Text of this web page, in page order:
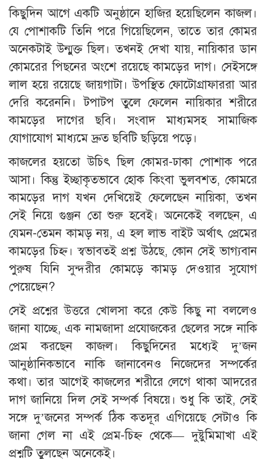
কিছুদিন আগে একটি অনুষ্ঠানে হাজির হয়েছিলেন কাজল।
যে পোশাকটি তিনি পরে গিয়েছিলেন, তাতে তার কোমর
অনেকটাই উন্মুক্ত ছিল। তখনই দেখা যায়, নায়িকার ডান
কোমরের পিছনের অংশে রয়েছে কামড়ের দাগ। সেইসঙ্গে
লাল হয়ে রয়েছে জায়গাটা। উপস্থিত ফোটোগ্রাফাররা আর
দেরি করেননি। টপাটপ তুলে ফেলেন নায়িকার শরীরে
কামড়ের দাগের ছবি। সংবাদ মাধ্যমসহ সামাজিক
যোগাযোগ মাধ্যমে দ্রুত ছবিটি ছড়িয়ে পড়ে।
কাজলের হয়তো উচিৎ ছিল কোমর-ঢাকা পোশাক পরে
আসা। কিন্তু ইচ্ছাকৃতভাবে হোক কিংবা ভুলবশত, কোমরে
কামড়ের দাগ যখন দেখিয়েই ফেলেছেন নায়িকা, তখন
সেই নিয়ে গুঞ্জন তো শুরু হবেই। অনেকেই বলছেন, এ
যেমন-তেমন কামড় নয়, এ হল লাভ বাইট অর্থাৎ প্রেমের
কামড়ের চিহ্ন। স্বভাবতই প্রশ্ন উঠছে, কোন সেই ভাগ্যবান
পুরুষ যিনি সুন্দরীর কোমড়ে কামড় দেওয়ার সুযোগ
পেয়েছেন?
সেই প্রশ্নের উত্তরে খোলসা করে কেউ কিছু না বললেও
জানা যাচ্ছে, এক নামজাদা প্রযোজকের ছেলের সঙ্গে নাকি
প্রেম করছেন কাজল। কিছুদিনের মধ্যেই দু’জন
আনুষ্ঠানিকভাবে নাকি জানাবেনও নিজেদের সম্পর্কের
কথা। তার আগেই কাজলের শরীরে লেগে থাকা আদরের
দাগ জানিয়ে দিল সেই সম্পর্ক বিষয়ে। শুধু কি তাই, সেই
সঙ্গে দু’জনের সম্পর্ক ঠিক কতদূর এগিয়েছে সেটাও কি
জানা গেল না এই প্রেম-চিহ্ন থেকে— দুষ্টুমিমাখা এই
প্রশ্নটি তুলছেন অনেকেই।